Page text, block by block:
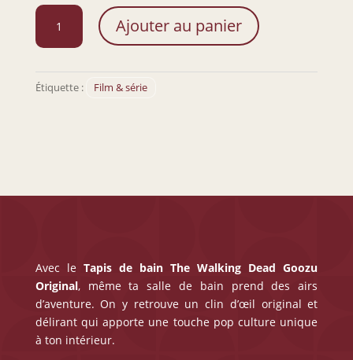
quantité
Tapis
bain
Ajouter au panier
Étiquette : Film & série
Avec le Tapis de bain The Walking Dead Goozu
Original, même ta salle de bain prend des airs
d’aventure. On y retrouve un clin d’œil original et
délirant qui apporte une touche pop culture unique
à ton intérieur.